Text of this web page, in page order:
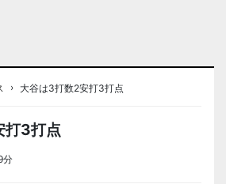
› 大谷は3打数2安打3打点
打3打点
分